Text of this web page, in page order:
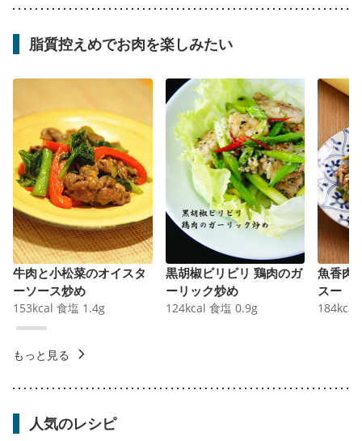
脂質控えめでお肉を楽しみたい
牛肉と小松菜のオイスタ
ーソース炒め
153kcal 食塩 1.4g
黒胡椒ビリビリ 鶏肉のガ
ーリック炒め
124kcal 食塩 0.9g
魚香肉
スー
184kcal
もっと見る
人気のレシピ